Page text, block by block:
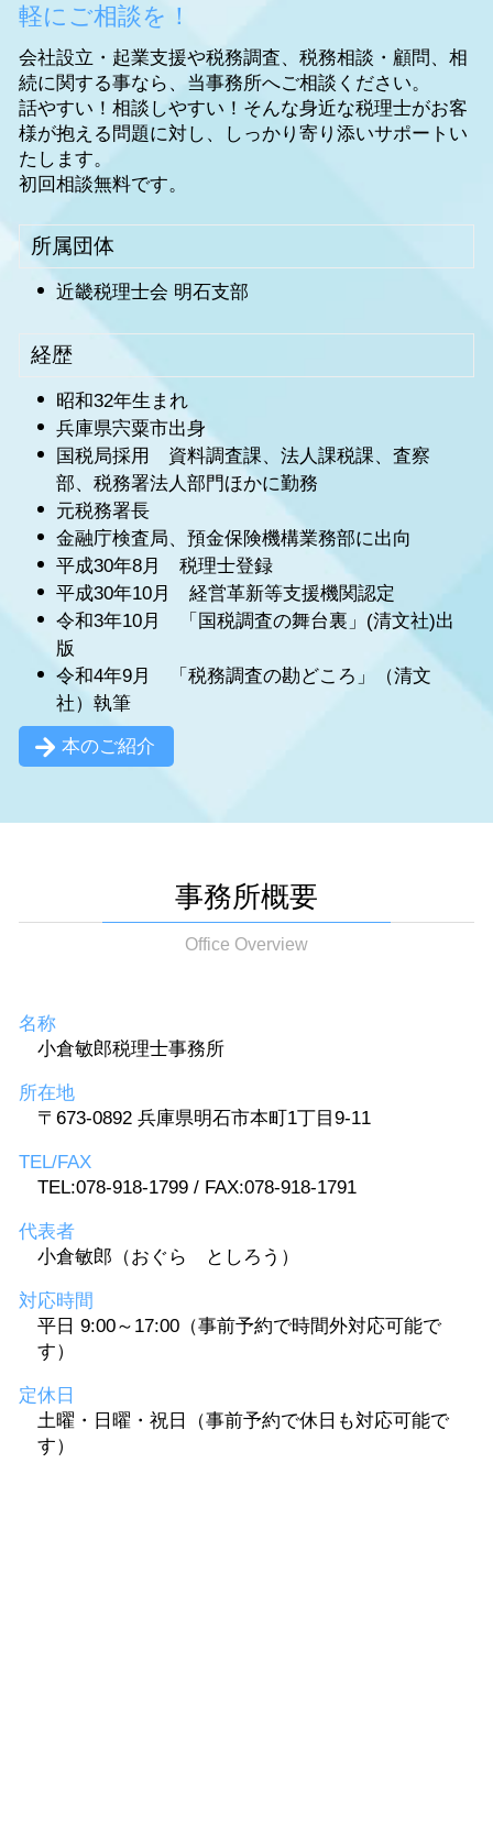
軽にご相談を！
会社設立・起業支援や税務調査、税務相談・顧問、相
続に関する事なら、当事務所へご相談ください。
話やすい！相談しやすい！そんな身近な税理士がお客
様が抱える問題に対し、しっかり寄り添いサポートい
たします。
初回相談無料です。
所属団体
近畿税理士会 明石支部
経歴
昭和32年生まれ
兵庫県宍粟市出身
国税局採用 資料調査課、法人課税課、査察
部、税務署法人部門ほかに勤務
元税務署長
金融庁検査局、預金保険機構業務部に出向
平成30年8月 税理士登録
平成30年10月 経営革新等支援機関認定
令和3年10月 「国税調査の舞台裏」(清文社)出
版
令和4年9月 「税務調査の勘どころ」（清文
社）執筆
本のご紹介
事務所概要
Office Overview
名称
小倉敏郎税理士事務所
所在地
〒673-0892 兵庫県明石市本町1丁目9-11
TEL/FAX
TEL:078-918-1799 / FAX:078-918-1791
代表者
小倉敏郎（おぐら としろう）
対応時間
平日 9:00～17:00（事前予約で時間外対応可能で
す）
定休日
土曜・日曜・祝日（事前予約で休日も対応可能で
す）